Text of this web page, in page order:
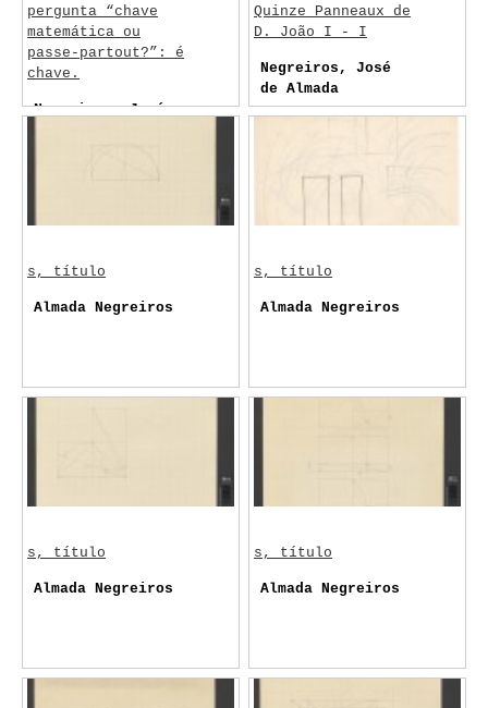
pergunta “chave
matemática ou
passe-partout?”: é
chave.
Negreiros, José
Quinze Panneaux de
D. João I - I
Negreiros, José
de Almada
s, título
Almada Negreiros
s, título
Almada Negreiros
s, título
Almada Negreiros
s, título
Almada Negreiros